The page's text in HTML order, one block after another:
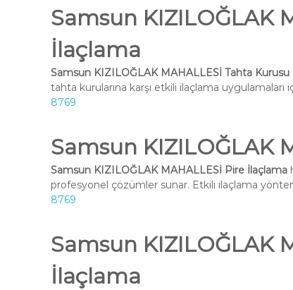
Samsun KIZILOĞLAK
İlaçlama
Samsun KIZILOĞLAK MAHALLESİ Tahta Kurusu
tahta kurularına karşı etkili ilaçlama uygulamaları
8769
Samsun KIZILOĞLAK
Samsun KIZILOĞLAK MAHALLESİ Pire İlaçlama
profesyonel çözümler sunar. Etkili ilaçlama
8769
Samsun KIZILOĞLAK
İlaçlama